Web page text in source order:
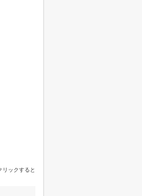
ックすると